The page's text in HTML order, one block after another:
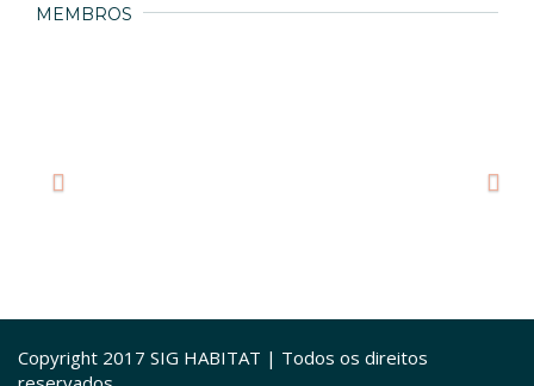
MEMBROS
Copyright 2017 SIG HABITAT | Todos os direitos